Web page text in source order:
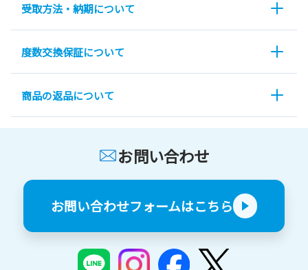
受取方法・納期について
度数交換保証について
商品の返品について
お問い合わせ
お問い合わせフォームはこちら